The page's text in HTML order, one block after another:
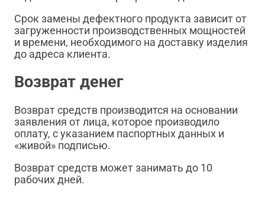
Срок замены дефектного продукта зависит от
загруженности производственных мощностей
и времени, необходимого на доставку изделия
до адреса клиента.
Возврат денег
Возврат средств производится на основании
заявления от лица, которое производило
оплату, с указанием паспортных данных и
«живой» подписью.
Возврат средств может занимать до 10
рабочих дней.